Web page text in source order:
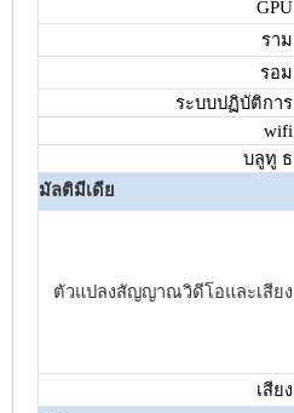
GPU
ราม
รอม
ระบบปฏิบัติการ
wifi
บลูทู ธ
มัลติมีเดีย
ตัวแปลงสัญญาณวิดีโอและเสียง
เสียง